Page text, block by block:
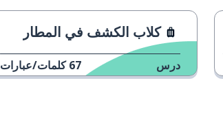
كلاب الكشف في المطار
درس 67 كلمات/عبارات